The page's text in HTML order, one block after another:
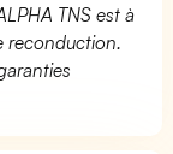
TNS est à
reconduction.